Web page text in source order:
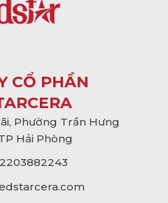
CỔ PHẦN
Phường Trần Hưng
Hải Phòng